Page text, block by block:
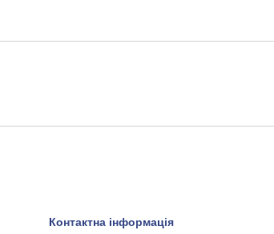
Контактна інформація